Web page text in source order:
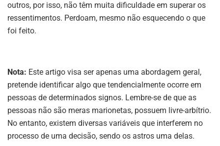
outros, por isso, não têm muita dificuldade em superar os
ressentimentos. Perdoam, mesmo não esquecendo o que
foi feito.
Nota: Este artigo visa ser apenas uma abordagem geral,
pretende identificar algo que tendencialmente ocorre em
pessoas de determinados signos. Lembre-se de que as
pessoas não são meras marionetas, possuem livre-arbítrio.
No entanto, existem diversas variáveis que interferem no
processo de uma decisão, sendo os astros uma delas.